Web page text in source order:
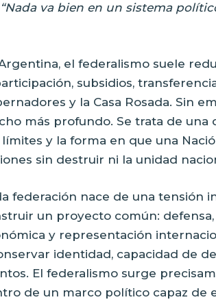
“Nada va bien en un sistema
el federalismo suele
subsidios,
y la Casa Rosada. Sin
más profundo. Se trata de una
límites y la forma en que una
sin destruir ni la unidad
federación nace de una tensión
un proyecto común:
y representación
identidad, capacidad de
El federalismo surge
de un marco político capaz de